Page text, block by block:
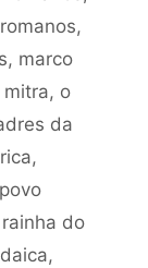
,
, marco
mitra, o
da
,
povo
rainha do
,